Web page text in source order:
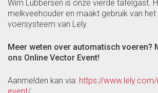
Wim Lubbersen is onze vierde tafelgast.
melkveehouder en maakt gebruik van
voersysteem van Lely.
Meer weten over automatisch voeren?
ons Online Vector Event!
Aanmelden kan via: https://